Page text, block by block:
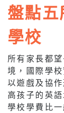
盤點
學校
所有家長都
境，國際學
以遊戲及協
高孩子的英
學校學費比